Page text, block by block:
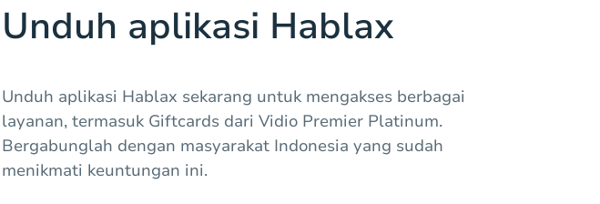
Unduh aplikasi Hablax
Unduh aplikasi Hablax sekarang untuk mengakses berbagai
layanan, termasuk Giftcards dari Vidio Premier Platinum.
Bergabunglah dengan masyarakat Indonesia yang sudah
menikmati keuntungan ini.